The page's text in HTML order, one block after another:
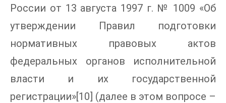
России от 13 августа 1997 г. № 1009 «Об
утверждении Правил подготовки
нормативных правовых актов
федеральных органов исполнительной
власти и их государственной
регистрации»[10] (далее в этом вопросе –